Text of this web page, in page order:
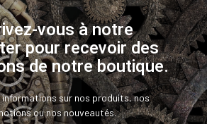
vous à notre
pour recevoir des
de notre boutique.
informations sur nos produits, nos
ou nos nouveautés.